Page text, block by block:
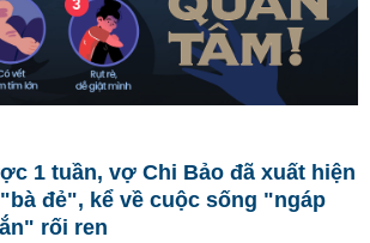
1 tuần, vợ Chi Bảo đã xuất hiện
đẻ", kể về cuộc sống "ngáp
rối ren